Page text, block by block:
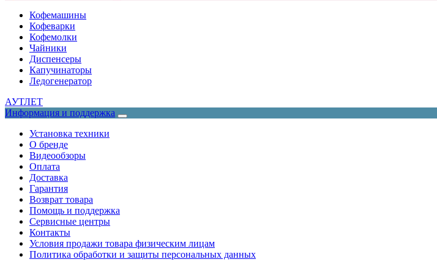
Кофемашины
Кофеварки
Кофемолки
Чайники
Диспенсеры
Капучинаторы
Ледогенератор
АУТЛЕТ
Информация и поддержка
Установка техники
О бренде
Видеообзоры
Оплата
Доставка
Гарантия
Возврат товара
Помощь и поддержка
Сервисные центры
Контакты
Условия продажи товара физическим лицам
Политика обработки и защиты персональных данных